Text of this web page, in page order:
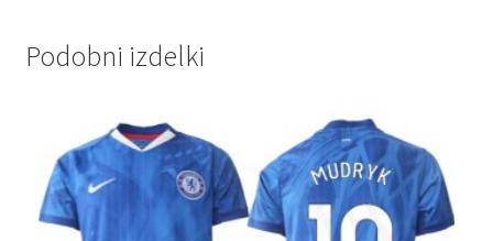
Podobni izdelki